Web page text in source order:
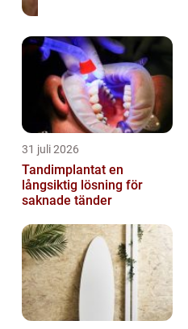
31 juli 2026
Tandimplantat en
långsiktig lösning för
saknade tänder